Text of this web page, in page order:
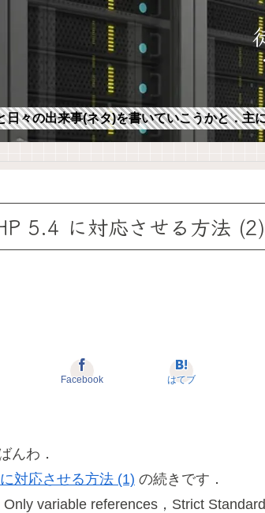
日々の出来事(ネタ)を書いていこうかと．
5.4 に対応させる方法 (2)
Facebook はてブ
んわ．
対応させる方法 (1) の続きです．
variable references，Strict